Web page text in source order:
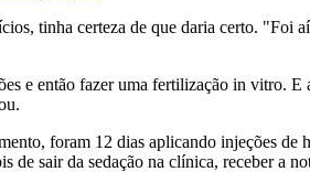
tinha certeza de que daria certo.
e então fazer uma fertilização in vitro.
foram 12 dias aplicando injeções
sair da sedação na clínica, receber a